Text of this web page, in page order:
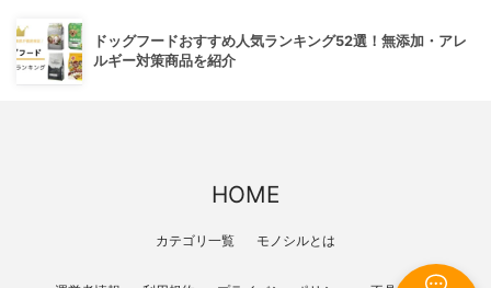
ドッグフードおすすめ人気ランキング52選！無添加・アレ
ルギー対策商品を紹介
HOME
カテゴリ一覧 モノシルとは